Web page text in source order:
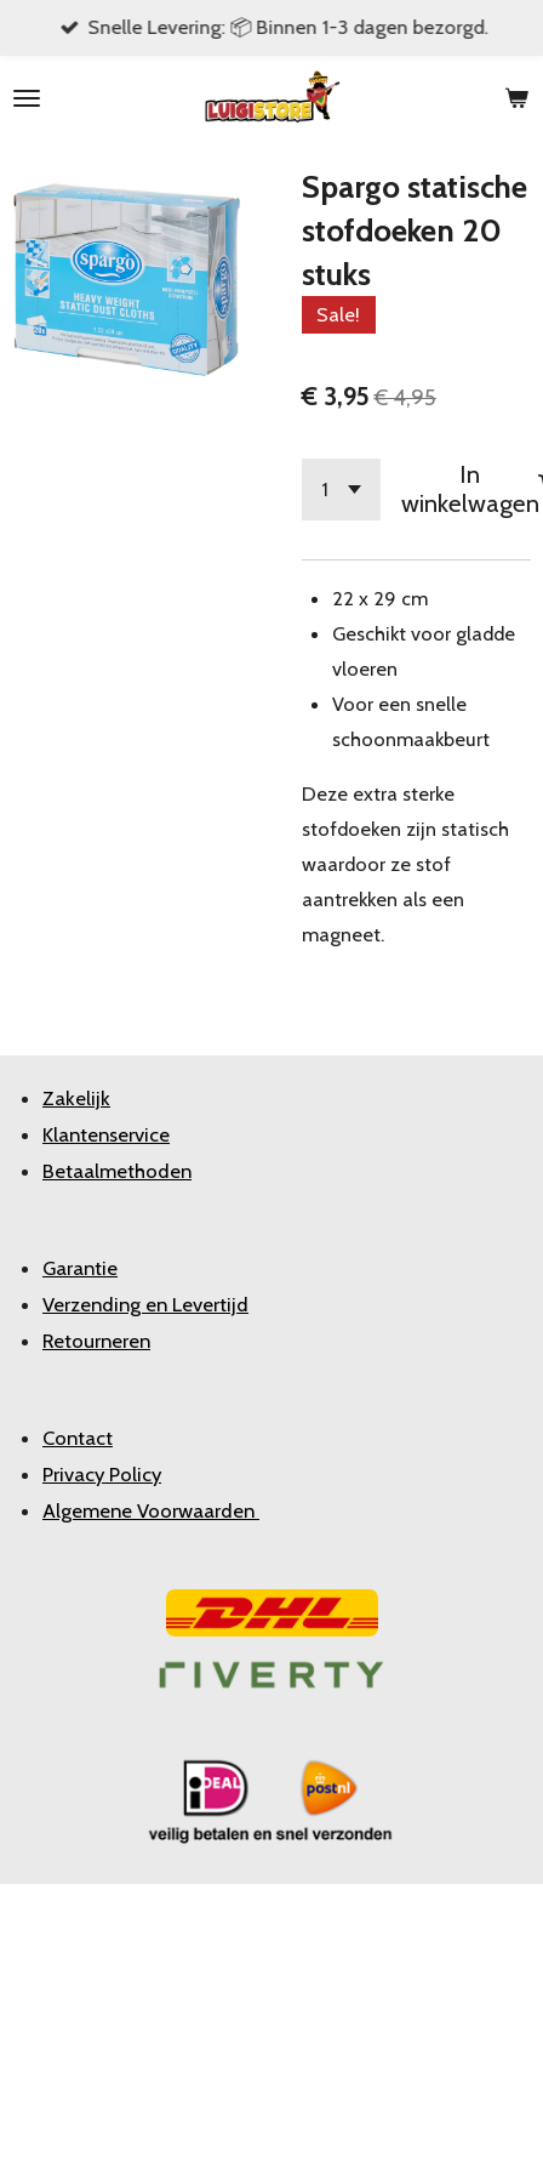
naar
Snelle Levering: 📦 Binnen 1-3 dagen bezorgd.
Spargo statische
stofdoeken 20
stuks
Sale!
€ 3,95 € 4,95
In
winkelwagen
22 x 29 cm
Geschikt voor gladde
vloeren
Voor een snelle
schoonmaakbeurt
Deze extra sterke
stofdoeken zijn statisch
waardoor ze stof
aantrekken als een
magneet.
Zakelijk
Klantenservice
Betaalmethoden
Garantie
Verzending en Levertijd
Retourneren
Contact
Privacy Policy
Algemene Voorwaarden